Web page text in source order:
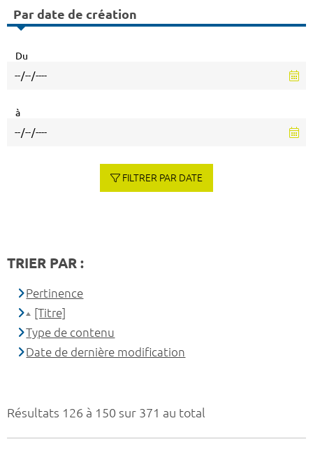
Résultats 126 à 150 sur 371 au total
Par date de création
Du
à
FILTRER PAR DATE
TRIER PAR :
Pertinence
[Titre]
Type de contenu
Date de dernière modification